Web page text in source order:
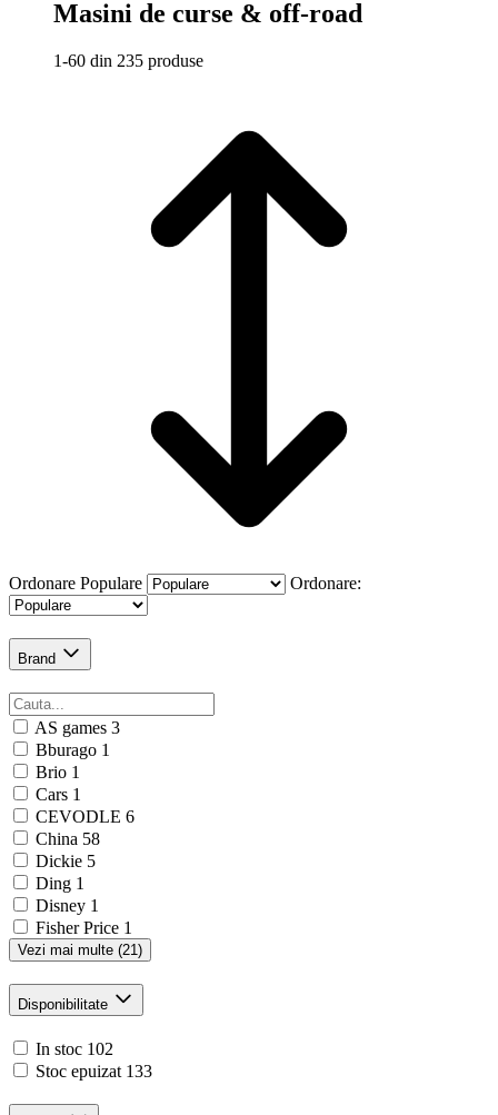
Masini de curse & off-road
1-60 din 235 produse
Ordonare Populare Ordonare:
Brand
AS games 3
Bburago 1
Brio 1
Cars 1
CEVODLE 6
China 58
Dickie 5
Ding 1
Disney 1
Fisher Price 1
Vezi mai multe (21)
Disponibilitate
In stoc 102
Stoc epuizat 133